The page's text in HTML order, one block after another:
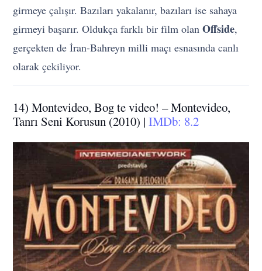
girmeye çalışır. Bazıları yakalanır, bazıları ise sahaya
girmeyi başarır. Oldukça farklı bir film olanOffside,
gerçekten de İran-Bahreyn milli maçı esnasında canlı
olarak çekiliyor.
14) Montevideo, Bog te video! – Montevideo,
Tanrı Seni Korusun (2010) |IMDb: 8.2